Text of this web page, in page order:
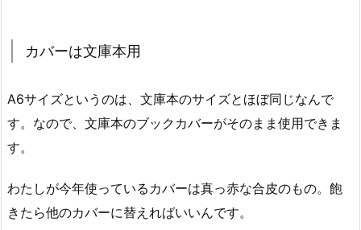
カバーは文庫本用
A6サイズというのは、文庫本のサイズとほぼ同じなんで
す。なので、文庫本のブックカバーがそのまま使用できま
す。
わたしが今年使っているカバーは真っ赤な合皮のもの。飽
きたら他のカバーに替えればいいんです。